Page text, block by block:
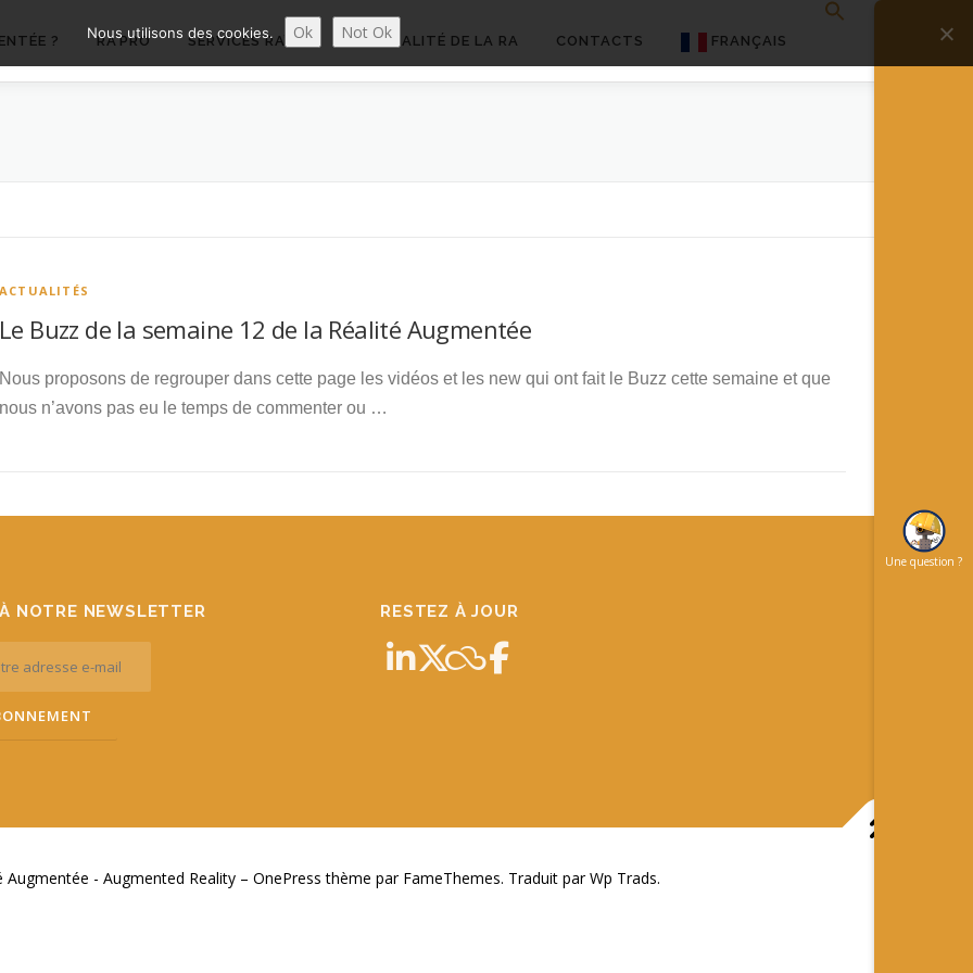
? RA’PRO SERVICES RA’PRO ACTUALITÉ DE LA RA CONTACTS FRANÇAIS
ACTUALITÉS
Le Buzz de la semaine 12 de la Réalité Augmentée
Nous proposons de regrouper dans cette page les vidéos et les new qui ont fait le Buzz cette semaine et que
nous n’avons pas eu le temps de commenter ou …
NOTRE NEWSLETTER RESTEZ À JOUR
- Augmented Reality – OnePress thème par FameThemes. Traduit par Wp Trads.
Une question ?
Nous utilisons des cookies. Ok Not Ok